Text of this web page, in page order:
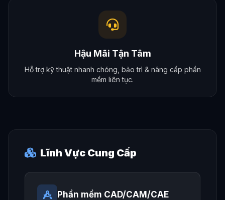
Hậu Mãi Tận Tâm
Hỗ trợ kỹ thuật nhanh chóng, bảo trì & nâng cấp phần
mềm liên tục.
Lĩnh Vực Cung Cấp
Phần mềm CAD/CAM/CAE